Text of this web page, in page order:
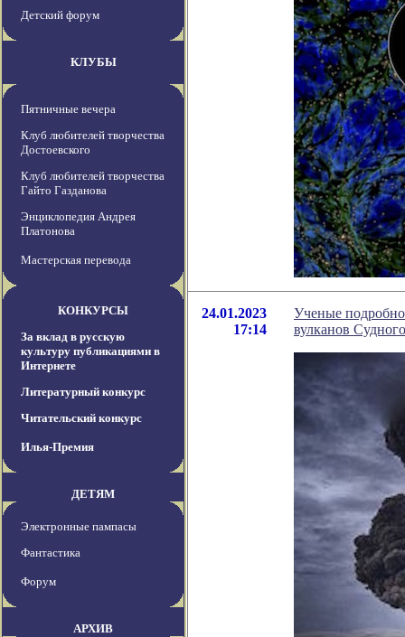
Детский форум
КЛУБЫ
Пятничные вечера
Клуб любителей творчества
Достоевского
Клуб любителей творчества
Гайто Газданова
Энциклопедия Андрея
Платонова
Мастерская перевода
КОНКУРСЫ
За вклад в русскую
культуру публикациями в
Интернете
Литературный конкурс
Читательский конкурс
Илья-Премия
ДЕТЯМ
Электронные пампасы
Фантастика
Форум
АРХИВ
24.01.2023
17:14
Ученые подробно
вулканов